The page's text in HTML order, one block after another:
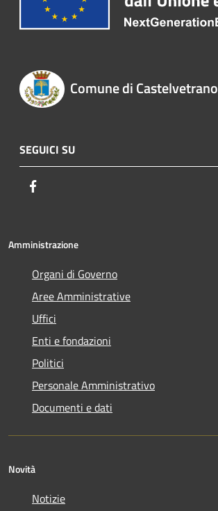
Comune di Castelvetrano
SEGUICI SU
Amministrazione
Organi di Governo
Aree Amministrative
Uffici
Enti e fondazioni
Politici
Personale Amministrativo
Documenti e dati
Novità
Notizie